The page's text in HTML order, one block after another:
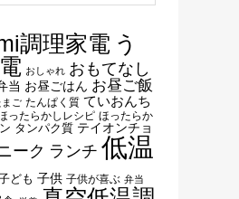
調理家電 う
おしゃれ おもてなし
当 お昼ごはん お昼ご飯
まご たんぱく質 ていおんち
ったらかしレシピ ほったらか
タンパク質 テイオンチョ
ーク ランチ 低温
ども 子供 子供が喜ぶ 弁当